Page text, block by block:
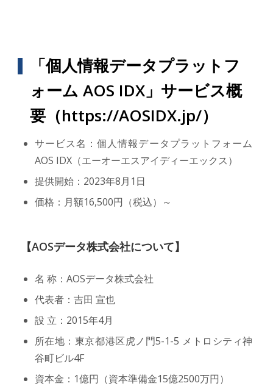
「個人情報データプラットフ
ォーム AOS IDX」サービス概
要（https://AOSIDX.jp/）
サービス名：個人情報データプラットフォーム
AOS IDX（エーオーエスアイディーエックス）
提供開始：2023年8月1日
価格：月額16,500円（税込）～
【AOSデータ株式会社について】
名 称：AOSデータ株式会社
代表者：吉田 宣也
設 立：2015年4月
所在地：東京都港区虎ノ門5-1-5 メトロシティ神
谷町ビル4F
資本金：1億円（資本準備金15億2500万円）